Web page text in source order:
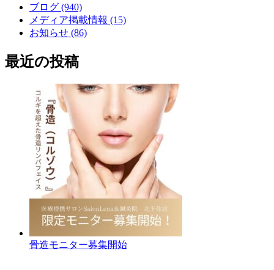
ブログ (940)
メディア掲載情報 (15)
お知らせ (86)
最近の投稿
骨造モニター募集開始